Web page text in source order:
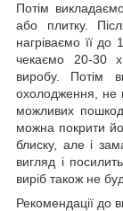
Потім
або плитку.
нагріваємо її до
чекаємо 20-30
виробу. Потім
охолодження, не
можливих
можна покрити
блиску, але і
вигляд і
виріб також не
Рекомендації до